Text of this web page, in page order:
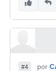
#4 por